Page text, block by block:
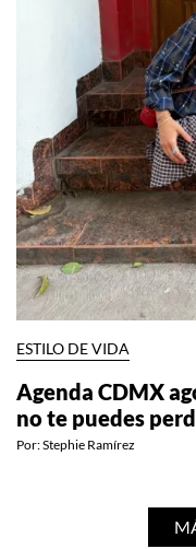
ESTILO DE VIDA
Agenda CDMX
no te puedes
Por:Stephie Ramírez